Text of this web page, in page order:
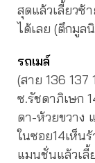
สุดแล้วเลี้ยวซ้
ได้เลย (ตึกมูล
รถเมล์
(สาย 136 137
ซ.รัชดาภิเษก
ดา-ห้วยขวาง
ในซอย14เห็น
แมนชั่นแล้วเลี้